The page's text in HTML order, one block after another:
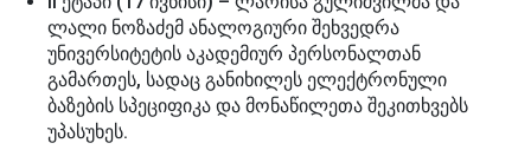
ლალი ნოზაძემ ანალოგიური შეხვედრა
უნივერსიტეტის აკადემიურ პერსონალთან
გამართეს, სადაც განიხილეს ელექტრონული
ბაზების სპეციფიკა და მონაწილეთა შეკითხვებს
უპასუხეს.